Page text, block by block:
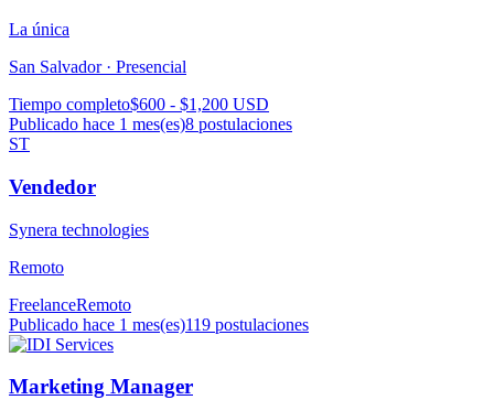
La única
San Salvador · Presencial
Tiempo completo$600 - $1,200 USD
Publicado hace 1 mes(es)8 postulaciones
ST
Vendedor
Synera technologies
Remoto
FreelanceRemoto
Publicado hace 1 mes(es)119 postulaciones
Marketing Manager